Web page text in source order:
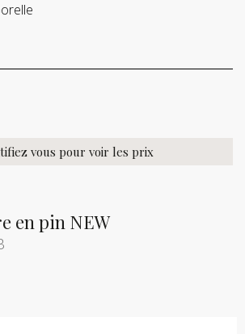
en pin NEW
vous pour voir les prix